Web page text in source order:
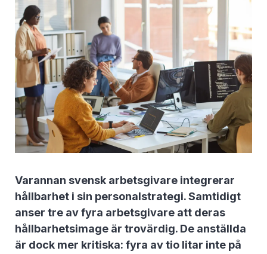
Varannan svensk arbetsgivare integrerar
hållbarhet i sin personalstrategi. Samtidigt
anser tre av fyra arbetsgivare att deras
hållbarhetsimage är trovärdig. De anställda
är dock mer kritiska: fyra av tio litar inte på